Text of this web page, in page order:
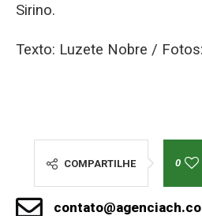
Sirino.
Texto: Luzete Nobre /
COMPARTILHE 0